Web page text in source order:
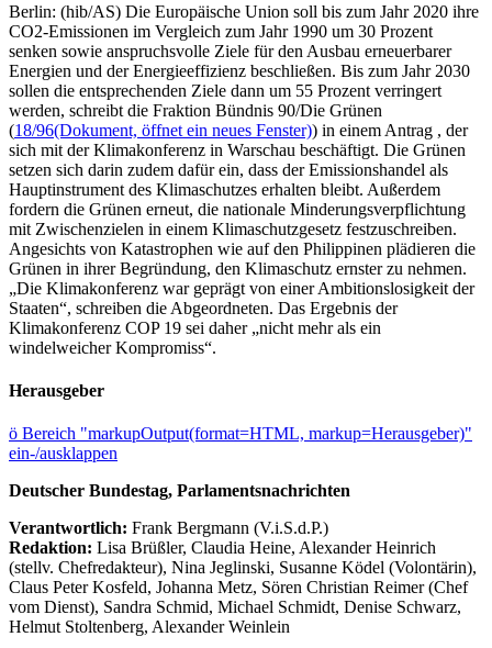
Berlin: (hib/AS) Die Europäische Union soll bis zum Jahr 2020 ihre
CO2-Emissionen im Vergleich zum Jahr 1990 um 30 Prozent
senken sowie anspruchsvolle Ziele für den Ausbau erneuerbarer
Energien und der Energieeffizienz beschließen. Bis zum Jahr 2030
sollen die entsprechenden Ziele dann um 55 Prozent verringert
werden, schreibt die Fraktion Bündnis 90/Die Grünen
(18/96(Dokument, öffnet ein neues Fenster)) in einem Antrag , der
sich mit der Klimakonferenz in Warschau beschäftigt. Die Grünen
setzen sich darin zudem dafür ein, dass der Emissionshandel als
Hauptinstrument des Klimaschutzes erhalten bleibt. Außerdem
fordern die Grünen erneut, die nationale Minderungsverpflichtung
mit Zwischenzielen in einem Klimaschutzgesetz festzuschreiben.
Angesichts von Katastrophen wie auf den Philippinen plädieren die
Grünen in ihrer Begründung, den Klimaschutz ernster zu nehmen.
„Die Klimakonferenz war geprägt von einer Ambitionslosigkeit der
Staaten“, schreiben die Abgeordneten. Das Ergebnis der
Klimakonferenz COP 19 sei daher „nicht mehr als ein
windelweicher Kompromiss“.
Herausgeber
ö Bereich "markupOutput(format=HTML, markup=Herausgeber)"
ein-/ausklappen
Deutscher Bundestag, Parlamentsnachrichten
Verantwortlich: Frank Bergmann (V.i.S.d.P.)
Redaktion: Lisa Brüßler, Claudia Heine, Alexander Heinrich
(stellv. Chefredakteur), Nina Jeglinski, Susanne Ködel (Volontärin),
Claus Peter Kosfeld, Johanna Metz, Sören Christian Reimer (Chef
vom Dienst), Sandra Schmid, Michael Schmidt, Denise Schwarz,
Helmut Stoltenberg, Alexander Weinlein